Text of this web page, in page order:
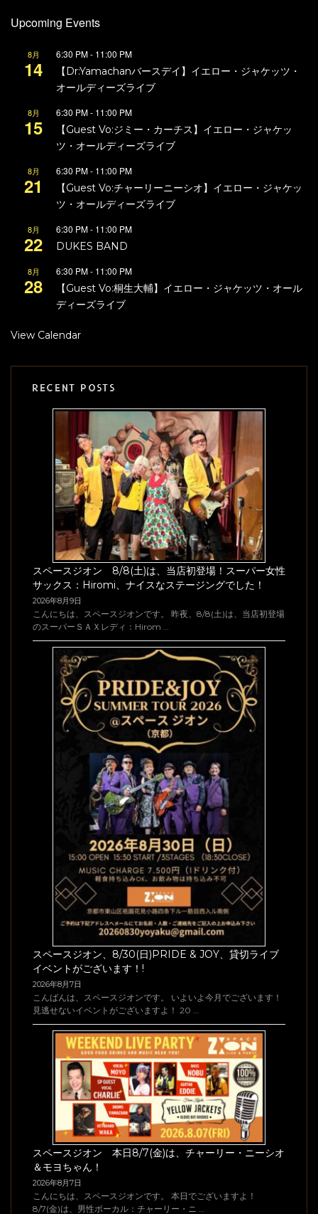
Upcoming Events
8月
14
6:30 PM- 11:00 PM
【Dr:Yamachanバースデイ】イエロー・ジャケッツ・
オールディーズライブ
8月
15
6:30 PM- 11:00 PM
【Guest Vo:ジミー・カーチス】イエロー・ジャケッ
ツ・オールディーズライブ
8月
21
6:30 PM- 11:00 PM
【Guest Vo:チャーリーニーシオ】イエロー・ジャケッ
ツ・オールディーズライブ
8月
22
6:30 PM- 11:00 PM
DUKES BAND
8月
28
6:30 PM- 11:00 PM
【Guest Vo:桐生大輔】イエロー・ジャケッツ・オール
ディーズライブ
View Calendar
RECENT POSTS
スペースジオン 8/8(土)は、当店初登場！スーパー女性
サックス：Hiromi、ナイスなステージングでした！
2026年8月9日
こんにちは、スペースジオンです。 昨夜、8/8(土)は、当店初登場
のスーパーＳＡＸレディ：Hirom …
スペースジオン、8/30(日)PRIDE & JOY、貸切ライブ
イベントがございます！!
2026年8月7日
こんばんは、スペースジオンです。 いよいよ今月でございます！
見逃せないイベントがございますよ！ 20 …
スペースジオン 本日8/7(金)は、チャーリー・ニーシオ
＆モヨちゃん！
2026年8月7日
こんにちは、スペースジオンです。 本日でございますよ！
8/7(金)は、男性ボーカル：チャーリー・ニ …